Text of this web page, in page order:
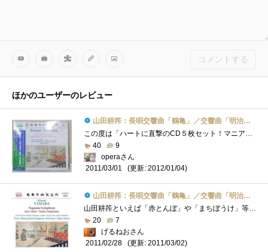
http://www.tadashi-imai.com
コメントする
ほかのユーザーのレビュー
山田耕筰：長唄交響曲「鶴亀」／交響曲「明治頌歌」／舞踊交響曲「マグダラのマリア」（都響／湯浅卓雄）
この度は「ハートに直撃のCD５枚セット！マニアッククラシックス」に御選出を頂き有難う御座います♪この様な機会を下さったzigsow様、NAXOS様、�...
40
9
operaさん
2011/03/01
(更新: 2012/01/04)
山田耕筰：長唄交響曲「鶴亀」／交響曲「明治頌歌」／舞踊交響曲「マグダラのマリア」（都響／湯浅卓雄）
山田耕筰といえば「赤とんぼ」や「まちぼうけ」等の作曲者であるとともに、日本人作曲家の第一人者としても有名ですね。しかしその名声の割�...
20
7
げるねおさん
2011/02/28
(更新: 2011/03/02)